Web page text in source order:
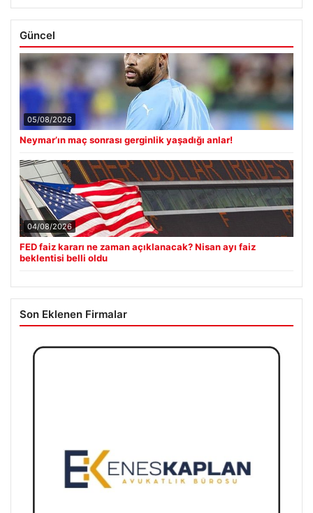
Güncel
05/08/2026
Neymar’ın maç sonrası gerginlik yaşadığı anlar!
04/08/2026
FED faiz kararı ne zaman açıklanacak? Nisan ayı faiz
beklentisi belli oldu
Son Eklenen Firmalar